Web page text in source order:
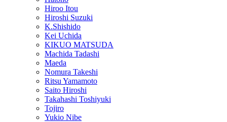
Hiroo Itou
Hiroshi Suzuki
K.Shishido
Kei Uchida
KIKUO MATSUDA
Machida Tadashi
Maeda
Nomura Takeshi
Ritsu Yamamoto
Saito Hiroshi
Takahashi Toshiyuki
Tojiro
Yukio Nibe